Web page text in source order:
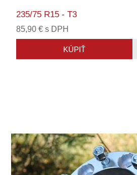
235/75 R15 - T3
85,90 € s DPH